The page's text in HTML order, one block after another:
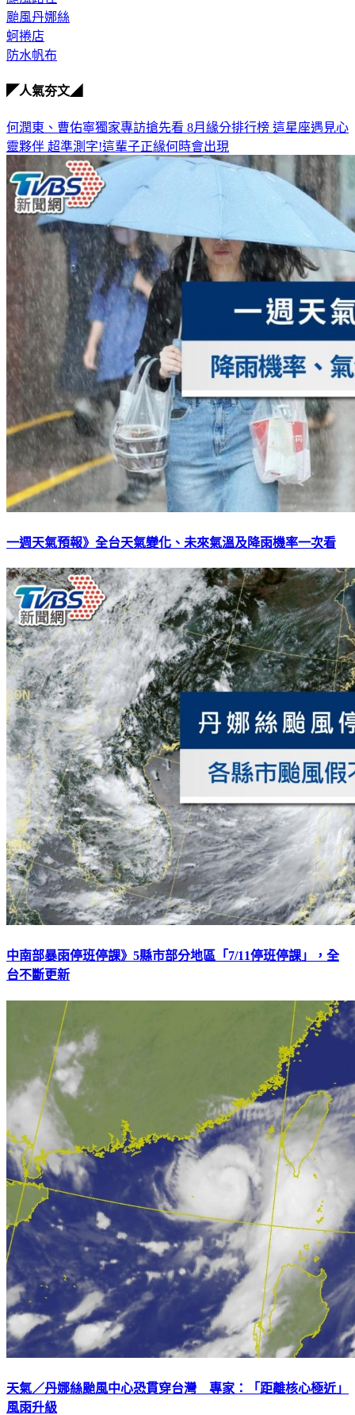
颱風丹娜絲
蚵捲店
防水帆布
◤人氣夯文◢
何潤東、曹佑寧獨家專訪搶先看 8月緣分排行榜 這星座遇見心
靈夥伴 超準測字!這輩子正緣何時會出現
一週天氣預報》全台天氣變化、未來氣溫及降雨機率一次看
中南部暴雨停班停課》5縣市部分地區「7/11停班停課」，全
台不斷更新
天氣／丹娜絲颱風中心恐貫穿台灣 專家：「距離核心極近」
風雨升級